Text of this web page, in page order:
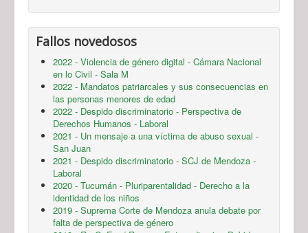
Fallos novedosos
2022 - Violencia de género digital - Cámara Nacional
en lo Civil - Sala M
2022 - Mandatos patriarcales y sus consecuencias en
las personas menores de edad
2022 - Despido discriminatorio - Perspectiva de
Derechos Humanos - Laboral
2021 - Un mensaje a una víctima de abuso sexual -
San Juan
2021 - Despido discriminatorio - SCJ de Mendoza -
Laboral
2020 - Tucumán - Pluriparentalidad - Derecho a la
identidad de los niños
2019 - Suprema Corte de Mendoza anula debate por
falta de perspectiva de género